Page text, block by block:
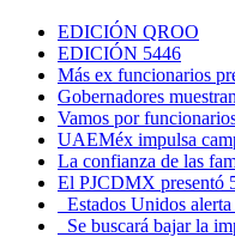
EDICIÓN QROO
EDICIÓN 5446
Más ex funcionarios
Gobernadores
Vamos por
UAEMéx impulsa
La confianza de las
El PJCDMX presentó
Estados Unidos
Se buscará bajar la